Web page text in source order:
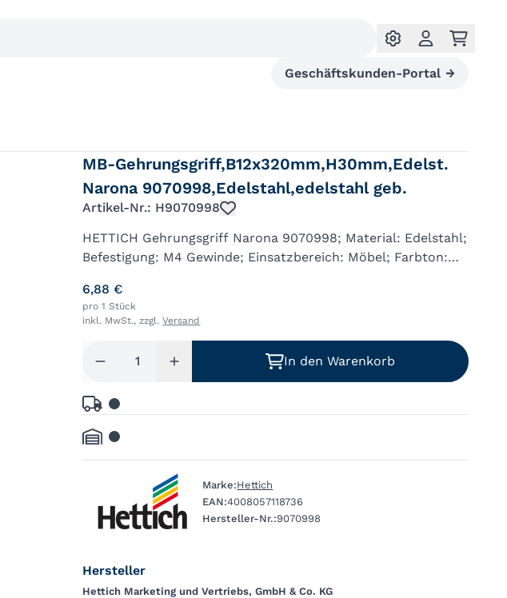
Geschäftskunden-Portal →
MB-Gehrungsgriff,B12x320mm,H30mm,Edelst.
Narona 9070998,Edelstahl,edelstahl geb.
Artikel-Nr.: H9070998
HETTICH Gehrungsgriff Narona 9070998; Material: Edelstahl;
Befestigung: M4 Gewinde; Einsatzbereich: Möbel; Farbton:
Oberfläche: gebürstet; Bohr...
6,88 €
pro 1 Stück
inkl. MwSt., zzgl.Versand
In den Warenkorb
Marke:Hettich
EAN:4008057118736
Hersteller-Nr.:9070998
Hersteller
Hettich Marketing und Vertriebs, GmbH & Co. KG